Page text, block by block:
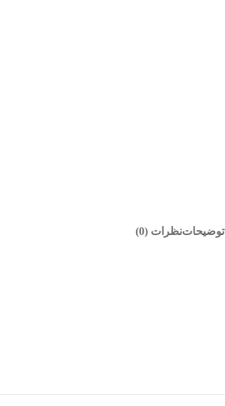
توضیحاتنظرات (0)